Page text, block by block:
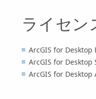
ライセン
ArcGIS for Desktop
ArcGIS for Desktop
ArcGIS for Desktop